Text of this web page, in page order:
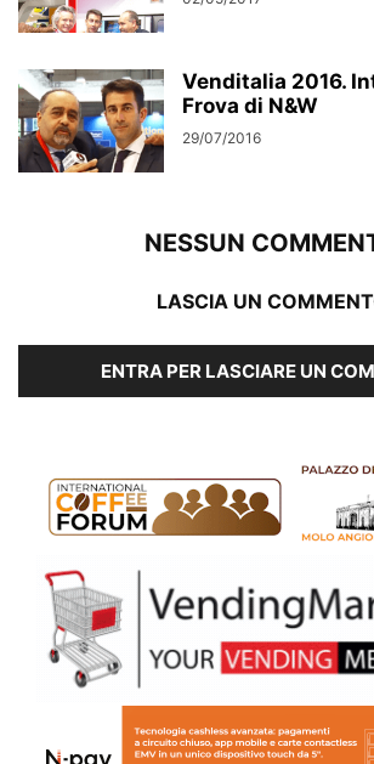
Venditalia 2016.
Frova di N&W
29/07/2016
NESSUN
LASCIA UN
ENTRA PER LASCIARE UN